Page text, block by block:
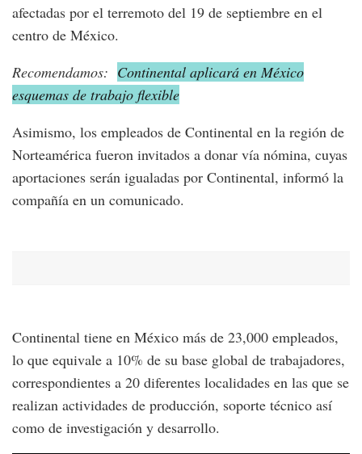
afectadas por el terremoto del 19 de septiembre en el
centro de México.
Recomendamos: Continental aplicará en México
esquemas de trabajo flexible
Asimismo, los empleados de Continental en la región de
Norteamérica fueron invitados a donar vía nómina, cuyas
aportaciones serán igualadas por Continental, informó la
compañía en un comunicado.
Continental tiene en México más de 23,000 empleados,
lo que equivale a 10% de su base global de trabajadores,
correspondientes a 20 diferentes localidades en las que se
realizan actividades de producción, soporte técnico así
como de investigación y desarrollo.